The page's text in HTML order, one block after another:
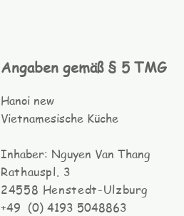
Angaben gemäß § 5 TMG
Hanoi new
Vietnamesische Küche
Inhaber: Nguyen Van Thang
Rathauspl. 3
24558 Henstedt-Ulzburg
+49 (0) 4193 5048863